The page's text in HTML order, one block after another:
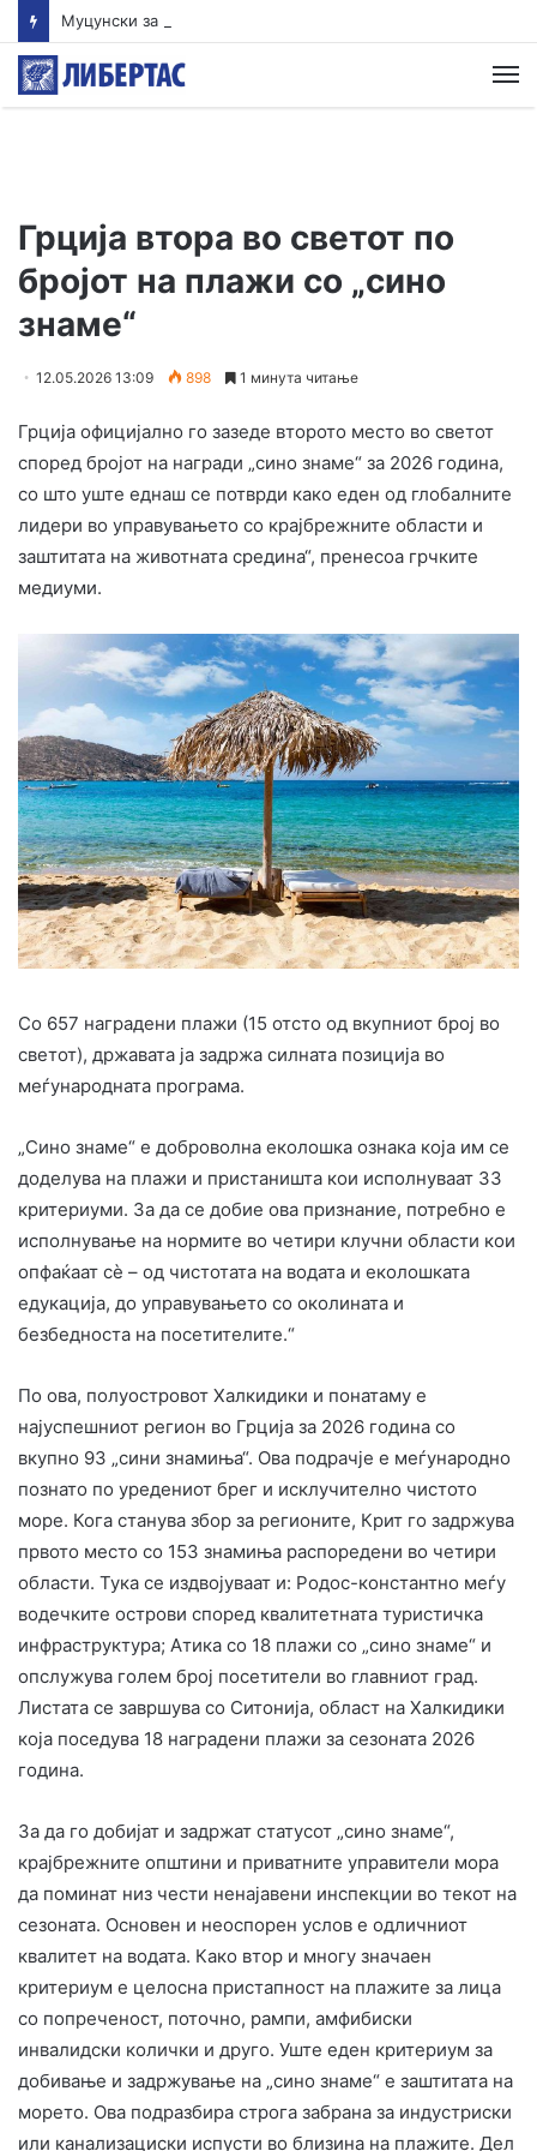
Грција втора во светот по
бројот на плажи со „сино
знаме“
12.05.2026 13:09 898 1 минута читање
Грција официјално го зазеде второто место во светот
според бројот на награди „сино знаме“ за 2026 година,
со што уште еднаш се потврди како еден од глобалните
лидери во управувањето со крајбрежните области и
заштитата на животната средина“, пренесоа грчките
медиуми.
Со 657 наградени плажи (15 отсто од вкупниот број во
светот), државата ја задржа силната позиција во
меѓународната програма.
„Сино знаме“ е доброволна еколошка ознака која им се
доделува на плажи и пристаништа кои исполнуваат 33
критериуми. За да се добие ова признание, потребно е
исполнување на нормите во четири клучни области кои
опфаќаат сè – од чистотата на водата и еколошката
едукација, до управувањето со околината и
безбедноста на посетителите.“
По ова, полуостровот Халкидики и понатаму е
најуспешниот регион во Грција за 2026 година со
вкупно 93 „сини знамиња“. Ова подрачје е меѓународно
познато по уредениот брег и исклучително чистото
море. Кога станува збор за регионите, Крит го задржува
првото место со 153 знамиња распоредени во четири
области. Тука се издвојуваат и: Родос-константно меѓу
водечките острови според квалитетната туристичка
инфраструктура; Атика со 18 плажи со „сино знаме“ и
опслужува голем број посетители во главниот град.
Листата се завршува со Ситонија, област на Халкидики
која поседува 18 наградени плажи за сезоната 2026
година.
За да го добијат и задржат статусот „сино знаме“,
крајбрежните општини и приватните управители мора
да поминат низ чести ненајавени инспекции во текот на
сезоната. Основен и неоспорен услов е одличниот
квалитет на водата. Како втор и многу значаен
критериум е целосна пристапност на плажите за лица
со попреченост, поточно, рампи, амфибиски
инвалидски колички и друго. Уште еден критериум за
добивање и задржување на „сино знаме“ е заштитата на
морето. Ова подразбира строга забрана за индустриски
или канализациски испусти во близина на плажите. Дел